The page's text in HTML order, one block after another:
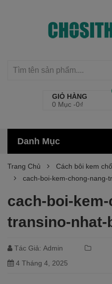
GIỎ HÀNG
0 Mục -0₫
Danh Mục
Trang Chủ
Cách bôi kem
cach-boi-kem-chong-nang-
cach-boi-
transino-nhat-
Tác Giả: Admin
4 Tháng 4, 2025